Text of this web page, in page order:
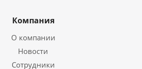
Компания
О компании
Новости
Сотрудники